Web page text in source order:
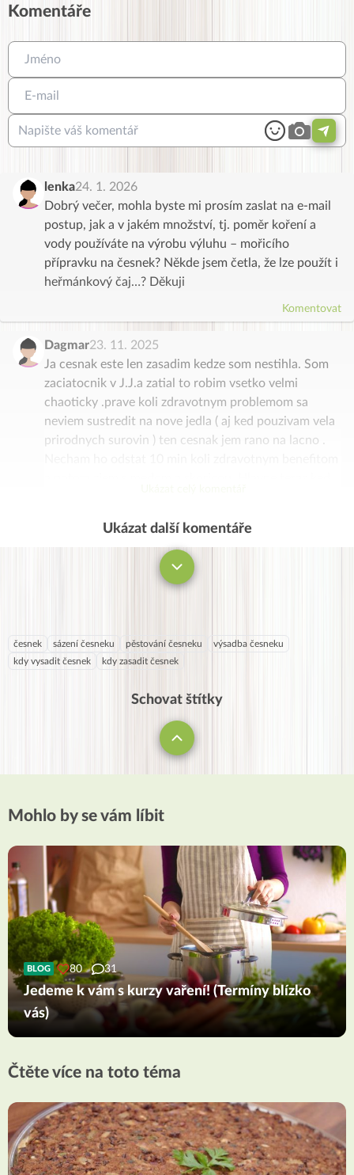
Komentáře
lenka24. 1. 2026
Dobrý večer, mohla byste mi prosím zaslat na e-mail
postup, jak a v jakém množství, tj. poměr koření a
vody používáte na výrobu výluhu – mořicího
přípravku na česnek? Někde jsem četla, že lze použít i
heřmánkový čaj…? Děkuji
Komentovat
Dagmar23. 11. 2025
Ja cesnak este len zasadim kedze som nestihla. Som
zaciatocnik v J.J.a zatial to robim vsetko velmi
chaoticky .prave koli zdravotnym problemom sa
neviem sustredit na nove jedla ( аj ked pouzivam vela
prirodnych surovin ) ten cesnak jem rano na lacno .
pomoze ale neviem zacat lebo riesim tento akutny
problem a nevladzem momentalne moc. Ale chcem
.Tak nech sa vam vsetkym dari😊
Ukázat další komentáře
česnek sázení česneku pěstování česneku
výsadba česneku
kdy vysadit česnek
kdy zasadit česnek
Schovat štítky
Mohlo by se vám líbit
BLOG 80 31
Jedeme k vám s kurzy vaření! (Termíny blízko
vás)
Čtěte více na toto téma